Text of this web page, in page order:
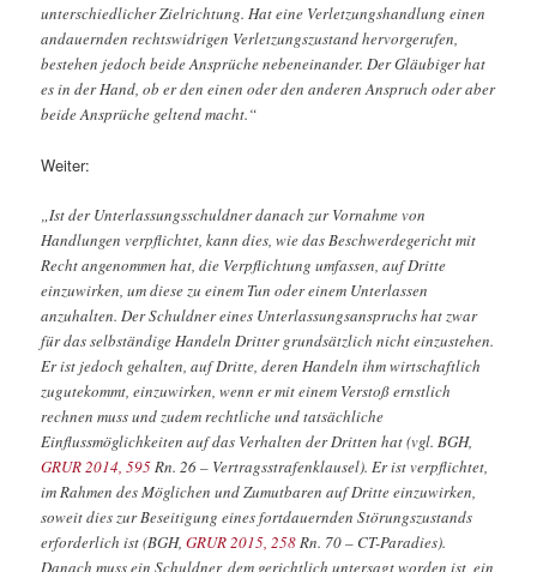
unterschiedlicher Zielrichtung. Hat eine Verletzungshandlung einen
andauernden rechtswidrigen Verletzungszustand hervorgerufen,
bestehen jedoch beide Ansprüche nebeneinander. Der Gläubiger hat
es in der Hand, ob er den einen oder den anderen Anspruch oder aber
beide Ansprüche geltend macht.“
Weiter:
„Ist der Unterlassungsschuldner danach zur Vornahme von
Handlungen verpflichtet, kann dies, wie das Beschwerdegericht mit
Recht angenommen hat, die Verpflichtung umfassen, auf Dritte
einzuwirken, um diese zu einem Tun oder einem Unterlassen
anzuhalten. Der Schuldner eines Unterlassungsanspruchs hat zwar
für das selbständige Handeln Dritter grundsätzlich nicht einzustehen.
Er ist jedoch gehalten, auf Dritte, deren Handeln ihm wirtschaftlich
zugutekommt, einzuwirken, wenn er mit einem Verstoß ernstlich
rechnen muss und zudem rechtliche und tatsächliche
Einflussmöglichkeiten auf das Verhalten der Dritten hat (vgl. BGH,
GRUR 2014, 595Rn. 26 – Vertragsstrafenklausel). Er ist verpflichtet,
im Rahmen des Möglichen und Zumutbaren auf Dritte einzuwirken,
soweit dies zur Beseitigung eines fortdauernden Störungszustands
erforderlich ist (BGH,GRUR 2015, 258Rn. 70 – CT-Paradies).
Danach muss ein Schuldner, dem gerichtlich untersagt worden ist, ein